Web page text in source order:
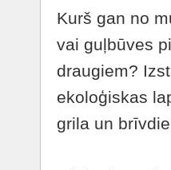
Kurš gan no
vai guļbūves
draugiem?
ekoloģiskas
grila un